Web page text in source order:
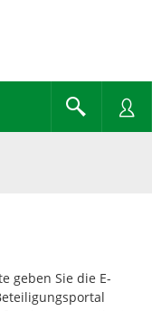
geben Sie die E-